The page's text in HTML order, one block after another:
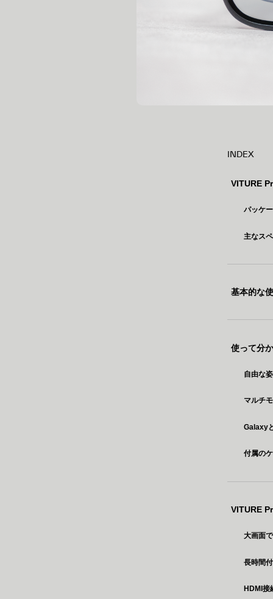
INDEX
VITURE
パッケ
主なス
基本的な
使って分
自由な
マルチ
Galaxy
付属の
VITURE
大画面
長時間
HDMI接